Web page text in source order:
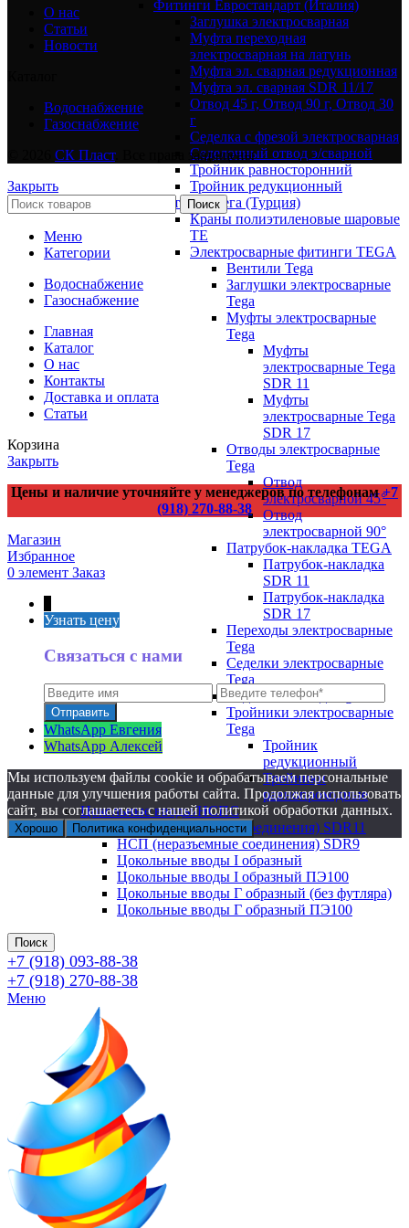
Фитинги Евростандарт (Италия)
Заглушка электросварная
Муфта переходная
электросварная на латунь
Муфта эл. cварная редукционная
Муфта эл. сварная SDR 11/17
Отвод 45 г, Отвод 90 г, Отвод 30
г
Седелка с фрезой электросварная
Седелочный отвод э/сварной
Тройник равносторонний
Тройник редукционный
Фитинги Тега (Турция)
Краны полиэтиленовые шаровые
TE
Электросварные фитинги TEGA
Вентили Tega
Заглушки электросварные
Tega
Муфты электросварные
Tega
Муфты
электросварные Tega
SDR 11
Муфты
электросварные Tega
SDR 17
Отводы электросварные
Tega
Отвод
электросварной 45°
Отвод
электросварной 90°
Патрубок-накладка TEGA
Патрубок-накладка
SDR 11
Патрубок-накладка
SDR 17
Переходы электросварные
Tega
Седелки электросварные
Tega
Седловой отвод Tega
Тройники электросварные
Tega
Тройник
редукционный
Тройники
равнопроходные
Цокольные вводы/НСПС
НСП (неразъемные соединения) SDR11
НСП (неразъемные соединения) SDR9
Цокольные вводы I образный
Цокольные вводы I образный ПЭ100
Цокольные вводы Г образный (без футляра)
Цокольные вводы Г образный ПЭ100
Поиск
+7 (918) 093-88-38
+7 (918) 270-88-38
Меню
О нас
Статьи
Новости
Водоснабжение
Газоснабжение
СК Пласт. Все права защищены
Закрыть
Поиск
Меню
Категории
Водоснабжение
Газоснабжение
Главная
Каталог
О нас
Контакты
Доставка и оплата
Статьи
Корзина
Закрыть
Цены и наличие уточняйте у менеджеров по телефонам+7
(918) 270-88-38
Магазин
Избранное
0 элемент Заказ
Узнать цену
Связаться с нами
WhatsApp Евгения
WhatsApp Алексей
Мы используем файлы cookie и обрабатываем персональные
данные для улучшения работы сайта. Продолжая использовать
сайт, вы соглашаетесь с нашей политикой обработки данных.
Хорошо Политика конфиденциальности